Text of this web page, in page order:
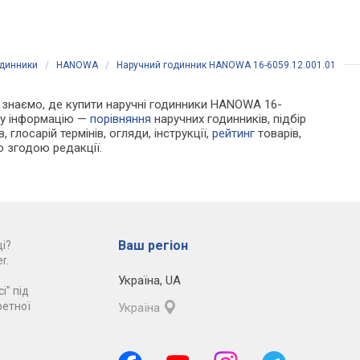
/ HANOWA/ Наручний годинник HANOWA 16-6059.12.001.01
де купити наручні годинники HANOWA 16-
інформацію —порівняння наручних годинників, підбір
термінів, огляди, інструкції,рейтинг товарів,
згодою редакції.
під
Ваш регіон
Україна, UA
Україна